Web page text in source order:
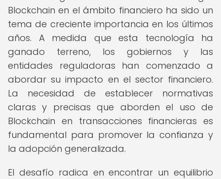
Blockchain en el ámbito financiero ha sido un
tema de creciente importancia en los últimos
años. A medida que esta tecnología ha
ganado terreno, los gobiernos y las
entidades reguladoras han comenzado a
abordar su impacto en el sector financiero.
La necesidad de establecer normativas
claras y precisas que aborden el uso de
Blockchain en transacciones financieras es
fundamental para promover la confianza y
la adopción generalizada.
El desafío radica en encontrar un equilibrio